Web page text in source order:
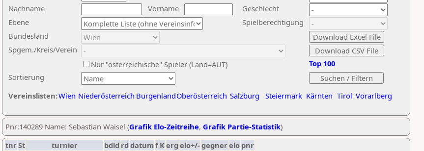
Nachname
Vorname
Ebene
Sortierung
Bundesland
Spgem./Kreis/Verein
Geschlecht
Nur "österreichische" Spieler (Land=AUT)
Spielberechtigung
Vereinslisten:Wien Niederösterreich BurgenlandOberösterreich Salzburg Steiermark Kärnten Tirol Vorarlberg
Top 100
Pnr:140289 Name: Sebastian Waisel (Grafik Elo-Zeitreihe, Grafik Partie-Statistik)
tnrSt turnier bdld rd datumf Kerg elo+/-gegnerelo pnr